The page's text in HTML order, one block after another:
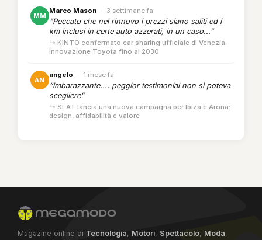
MM
Marco Mason · 3 settimane fa
“Peccato che nel rinnovo i prezzi siano saliti ed i
km inclusi in certe auto azzerati, in un caso...”
↳ KINTO confermato car sharing ufficiale di Venezia:
innovazione Toyota fino al 2030
AN
angelo · 1 mese fa
“imbarazzante.... peggior testimonial non si poteva
scegliere”
↳ SEAT lancia una nuova campagna per Ibiza e Arona:
design, affidabilità e valore
Magazine online di Tecnologia, Motori, Spettacolo, Moda,